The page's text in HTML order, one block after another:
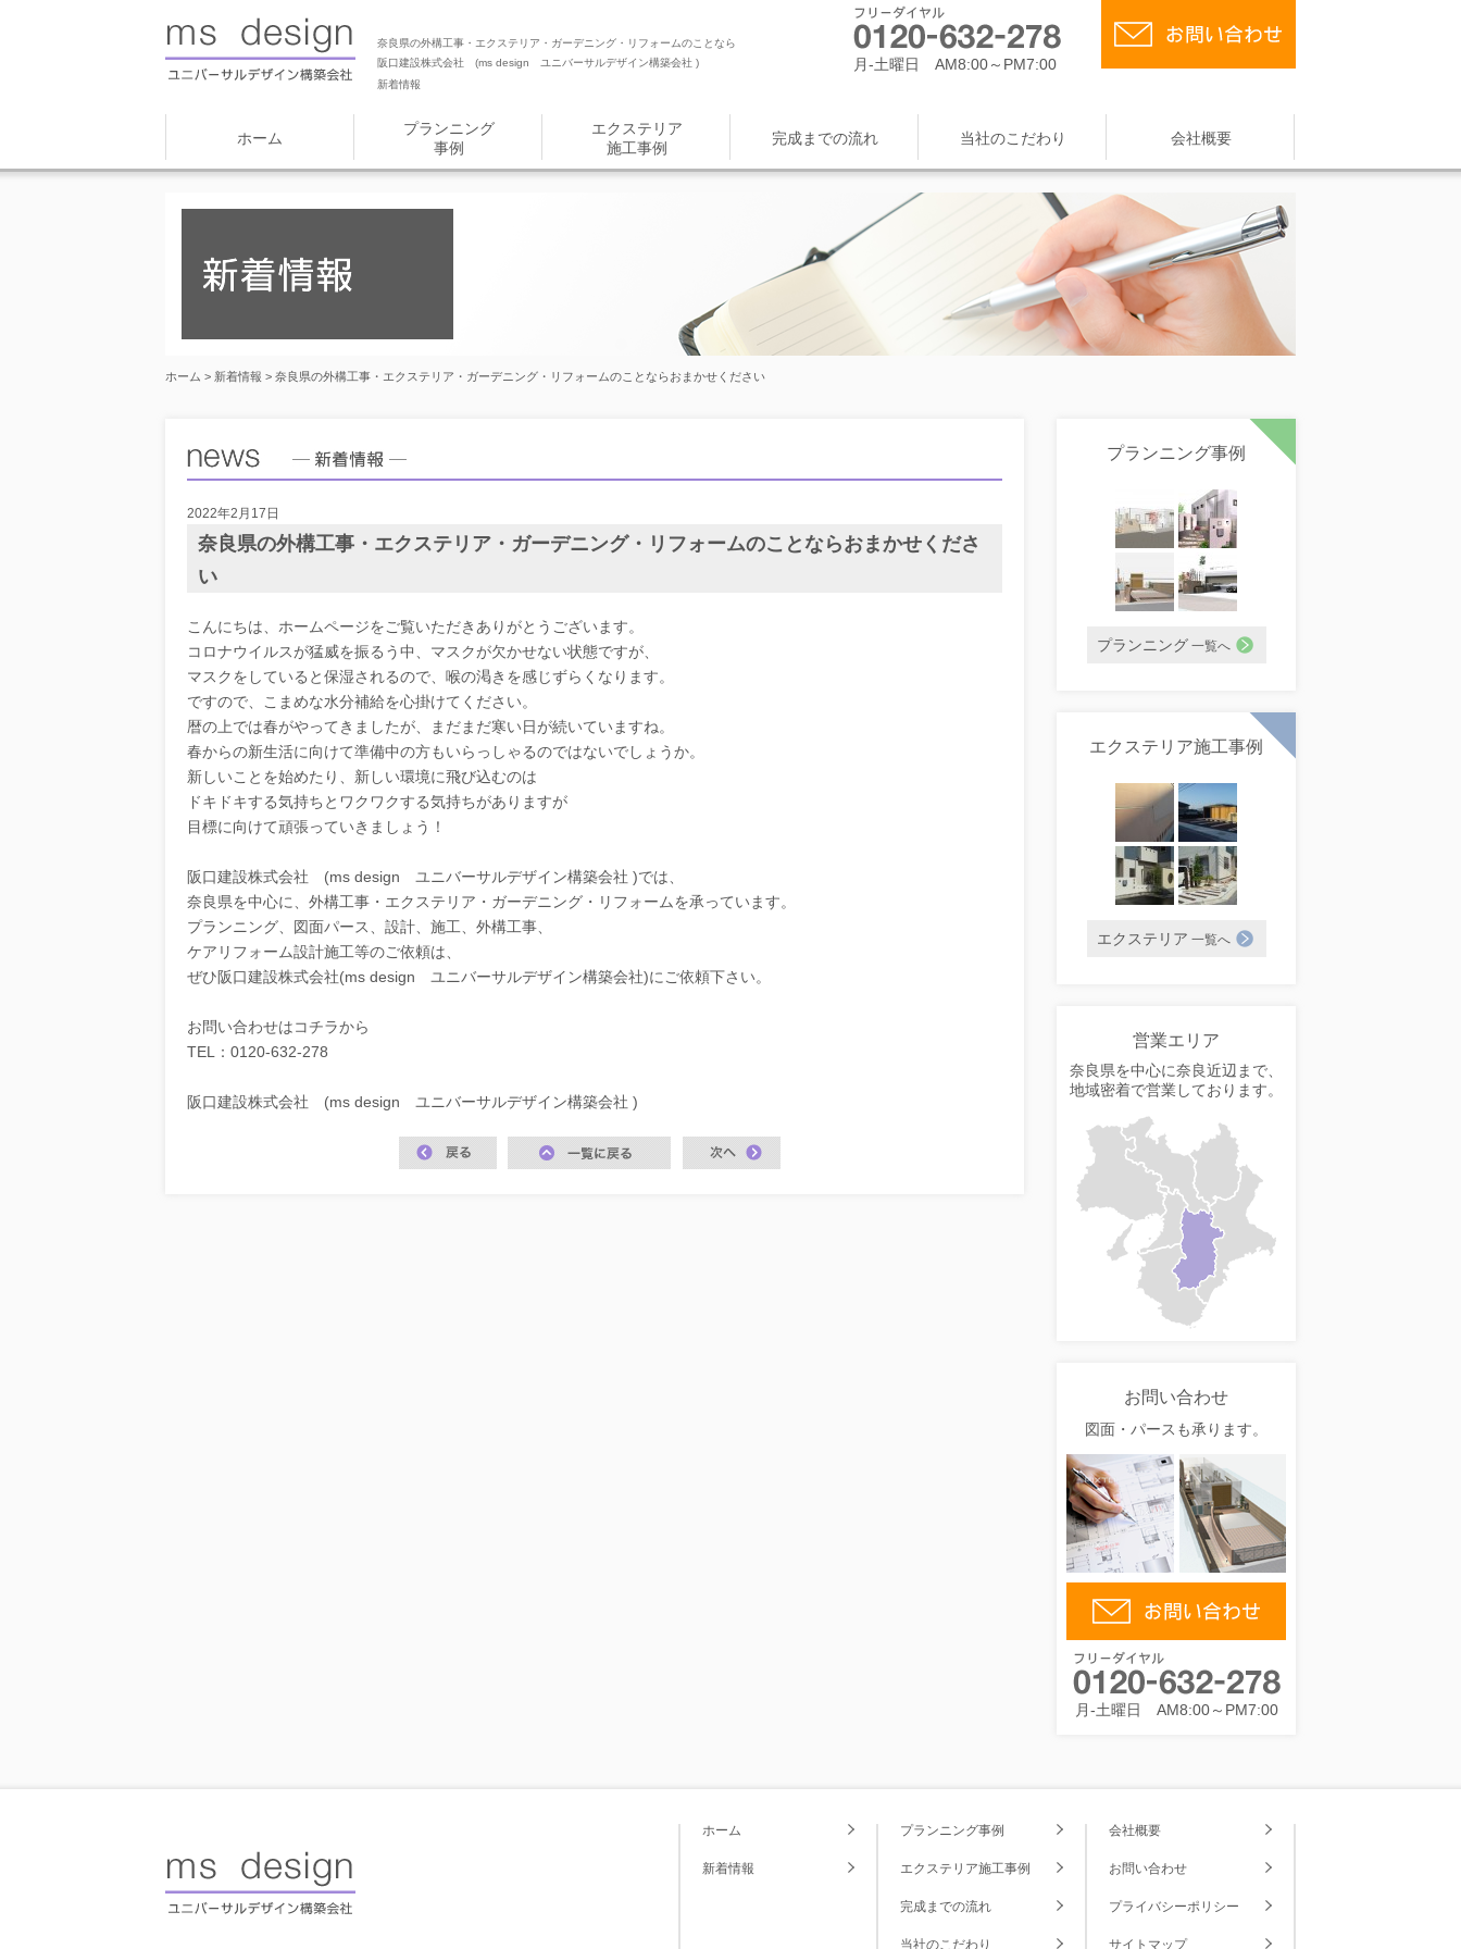
奈良県の外構工事・エクステリア・ガーデニング・リフォームのことなら
阪口建設株式会社 (ms design ユニバーサルデザイン構築会社 )
新着情報
月-土曜日 AM8:00～PM7:00
ホーム
プランニング
事例
エクステリア
施工事例
完成までの流れ 当社のこだわり 会社概要
ホーム > 新着情報 > 奈良県の外構工事・エクステリア・ガーデニング・リフォームのことならおまかせください
2022年2月17日
奈良県の外構工事・エクステリア・ガーデニング・リフォームのことならおまかせくださ
い
こんにちは、ホームページをご覧いただきありがとうございます。
コロナウイルスが猛威を振るう中、マスクが欠かせない状態ですが、
マスクをしていると保湿されるので、喉の渇きを感じずらくなります。
ですので、こまめな水分補給を心掛けてください。
暦の上では春がやってきましたが、まだまだ寒い日が続いていますね。
春からの新生活に向けて準備中の方もいらっしゃるのではないでしょうか。
新しいことを始めたり、新しい環境に飛び込むのは
ドキドキする気持ちとワクワクする気持ちがありますが
目標に向けて頑張っていきましょう！
阪口建設株式会社 (ms design ユニバーサルデザイン構築会社 )では、
奈良県を中心に、外構工事・エクステリア・ガーデニング・リフォームを承っています。
プランニング、図面パース、設計、施工、外構工事、
ケアリフォーム設計施工等のご依頼は、
ぜひ阪口建設株式会社(ms design ユニバーサルデザイン構築会社)にご依頼下さい。
お問い合わせはコチラから
TEL： 0120-632-278
阪口建設株式会社 (ms design ユニバーサルデザイン構築会社 )
プランニング事例
プランニング 一覧へ
エクステリア施工事例
エクステリア 一覧へ
営業エリア
奈良県を中心に奈良近辺まで、
地域密着で営業しております。
お問い合わせ
図面・パースも承ります。
月-土曜日 AM8:00～PM7:00
ホーム
新着情報
プランニング事例
エクステリア施工事例
完成までの流れ
当社のこだわり
会社概要
お問い合わせ
プライバシーポリシー
サイトマップ